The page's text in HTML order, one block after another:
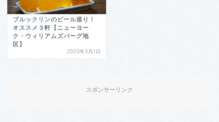
ブルックリンのビール巡り！
オススメ３軒【ニューヨー
ク・ウィリアムズバーグ地
区】
2020年3月1日
スポンサーリンク